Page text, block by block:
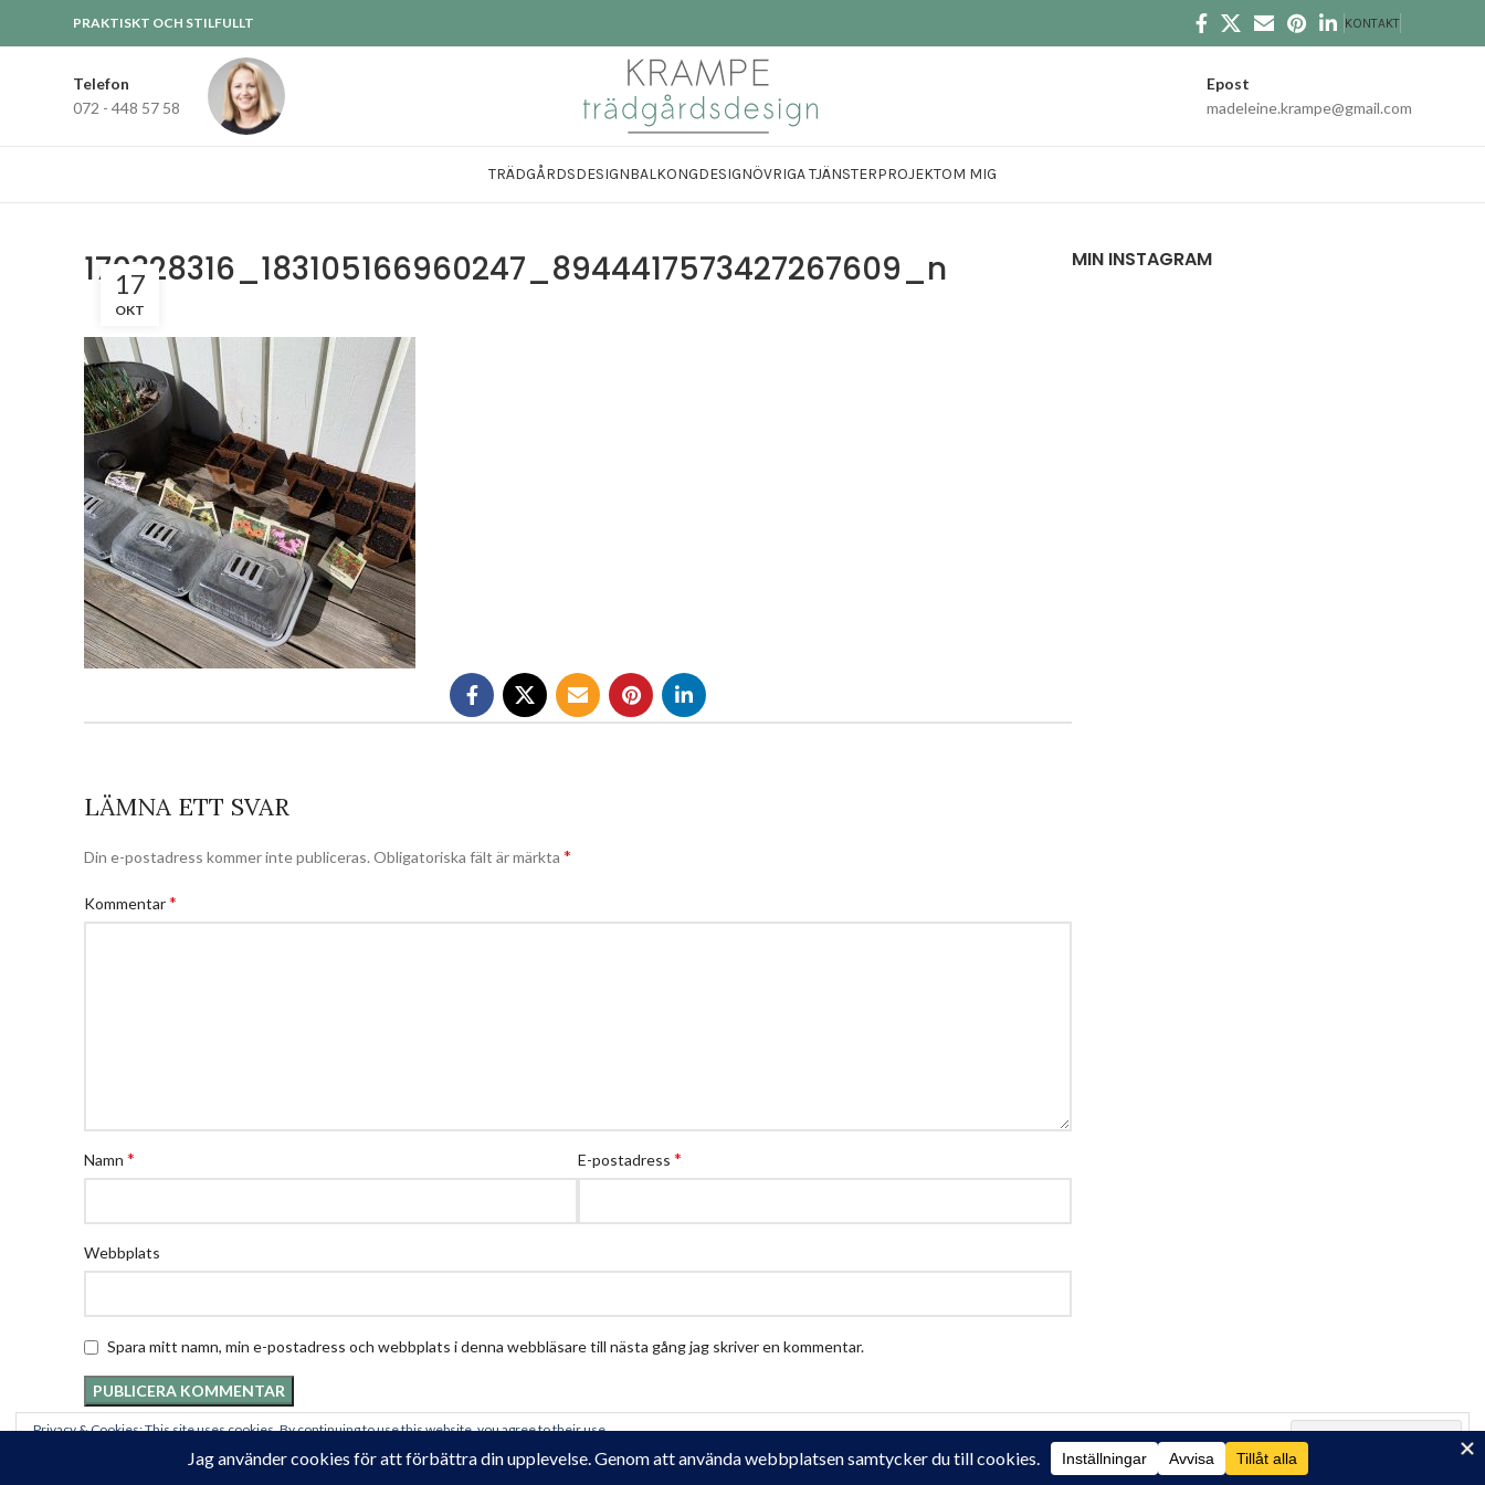
PRAKTISKT OCH STILFULLT KONTAKT
Telefon
072 - 448 57 58
Epost
madeleine.krampe@gmail.com
TRÄDGÅRDSDESIGNBALKONGDESIGNÖVRIGA TJÄNSTERPROJEKTOM MIG
170328316_183105166960247_8944417573427267609_n
17
OKT
LÄMNA ETT SVAR
Din e-postadress kommer inte publiceras. Obligatoriska fält är märkta *
Kommentar*
Namn * E-postadress *
Webbplats
Spara mitt namn, min e-postadress och webbplats i denna webbläsare till nästa gång jag skriver en kommentar.
MIN INSTAGRAM
Privacy & Cookies: This site uses cookies. By continuing to use this website, you agree to their use.
To find out more, including how to control cookies, see here: Cookie-policy